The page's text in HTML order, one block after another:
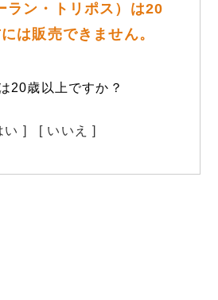
ラン・トリポス）は20
は販売できません。
20歳以上ですか？
い ] [ いいえ ]